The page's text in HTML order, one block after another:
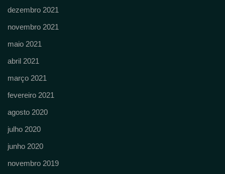
dezembro 2021
novembro 2021
maio 2021
abril 2021
março 2021
fevereiro 2021
agosto 2020
julho 2020
junho 2020
novembro 2019